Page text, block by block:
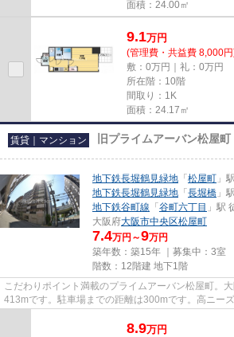
面積：24.00㎡
9.1万円
(管理費・共益費 8,000
敷：0万円｜礼：0万円
所在階：10階
間取り：1K
面積：24.17㎡
賃貸｜マンション 旧プライムアーバン松屋町
地下鉄長堀鶴見緑地 「 松屋町 」
地下鉄長堀鶴見緑地 「 長堀橋 」
地下鉄谷町線 「 谷町六丁目 」駅
大阪府大阪市中央区松屋町
7.4万円～9万円
築年数：築15年 ｜募集中： 3室
階数：12階建 地下1階
こだわりポイント満載のプライムアーバン松屋町。
413mです。駐車場までの距離は300mです。高ニー
8.9万円